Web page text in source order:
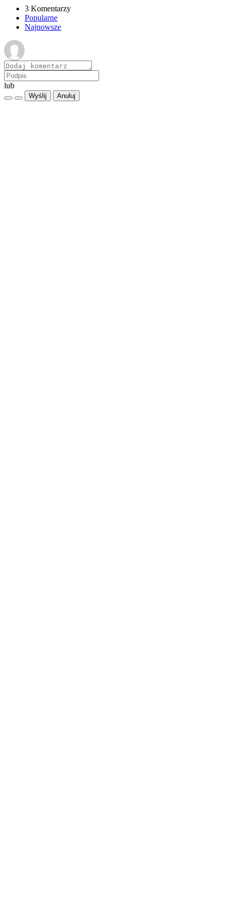
3 Komentarzy
Popularne
Najnowsze
lub